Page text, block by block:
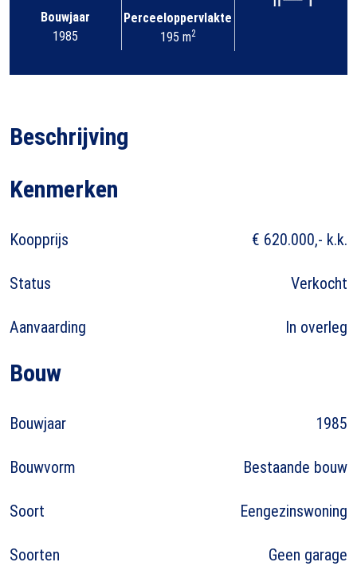
Bouwjaar
1985
Perceeloppervlakte
195 m2
Beschrijving
Kenmerken
Koopprijs € 620.000,- k.k.
Status Verkocht
Aanvaarding In overleg
Bouw
Bouwjaar 1985
Bouwvorm Bestaande bouw
Soort Eengezinswoning
Soorten Geen garage